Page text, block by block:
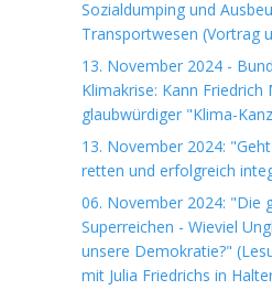
Sozialdumping und
Transportwesen (Vortrag
13. November 2024 -
Klimakrise: Kann Friedrich
glaubwürdiger "Klima-
13. November 2024:
retten und erfolgreich
06. November 2024: "Die
Superreichen - Wieviel
unsere Demokratie?"
mit Julia Friedrichs in